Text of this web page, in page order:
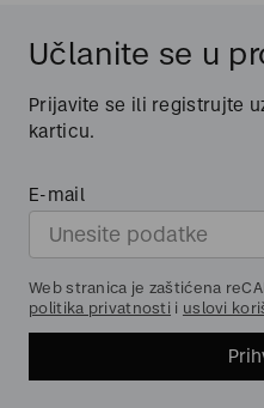
Učlanite se u
Prijavite se ili registrujte
karticu.
E-mail
Web stranica je zaštićena
politika privatnosti i uslovi